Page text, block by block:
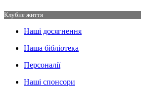
Клубне життя
Наші досягнення
Наша бібліотека
Персоналії
Наші спонсори